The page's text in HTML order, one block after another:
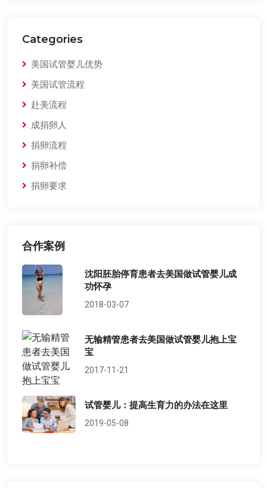
Categories
美国试管婴儿优势
美国试管流程
赴美流程
成捐卵人
捐卵流程
捐卵补偿
捐卵要求
合作案例
沈阳胚胎停育患者去美国做试管婴儿成
功怀孕
2018-03-07
无输精管患者去美国做试管婴儿抱上宝
宝
2017-11-21
试管婴儿：提高生育力的办法在这里
2019-05-08